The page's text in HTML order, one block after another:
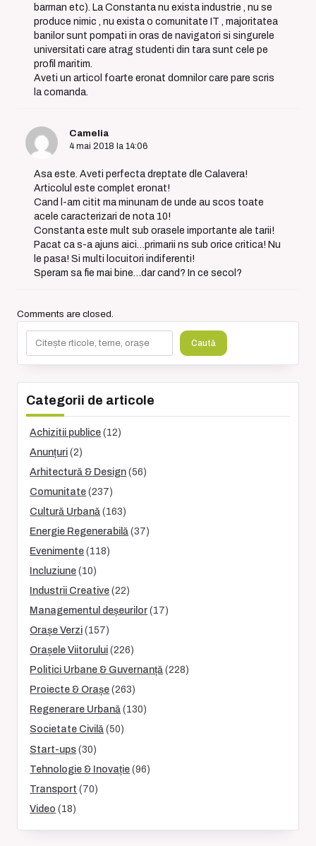
barman etc). La Constanta nu exista industrie , nu se
produce nimic , nu exista o comunitate IT , majoritatea
banilor sunt pompati in oras de navigatori si singurele
universitati care atrag studenti din tara sunt cele pe
profil maritim.
Aveti un articol foarte eronat domnilor care pare scris
la comanda.
Camelia
4 mai 2018 la 14:06
Asa este. Aveti perfecta dreptate dle Calavera!
Articolul este complet eronat!
Cand l-am citit ma minunam de unde au scos toate
acele caracterizari de nota 10!
Constanta este mult sub orasele importante ale tarii!
Pacat ca s-a ajuns aici…primarii ns sub orice critica! Nu
le pasa! Si multi locuitori indiferenti!
Speram sa fie mai bine…dar cand? In ce secol?
Comments are closed.
Caută
Categorii de articole
Achizitii publice (12)
Anunțuri (2)
Arhitectură & Design (56)
Comunitate (237)
Cultură Urbană (163)
Energie Regenerabilă (37)
Evenimente (118)
Incluziune (10)
Industrii Creative (22)
Managementul deșeurilor (17)
Orașe Verzi (157)
Orașele Viitorului (226)
Politici Urbane & Guvernanță (228)
Proiecte & Orașe (263)
Regenerare Urbană (130)
Societate Civilă (50)
Start-ups (30)
Tehnologie & Inovație (96)
Transport (70)
Video (18)